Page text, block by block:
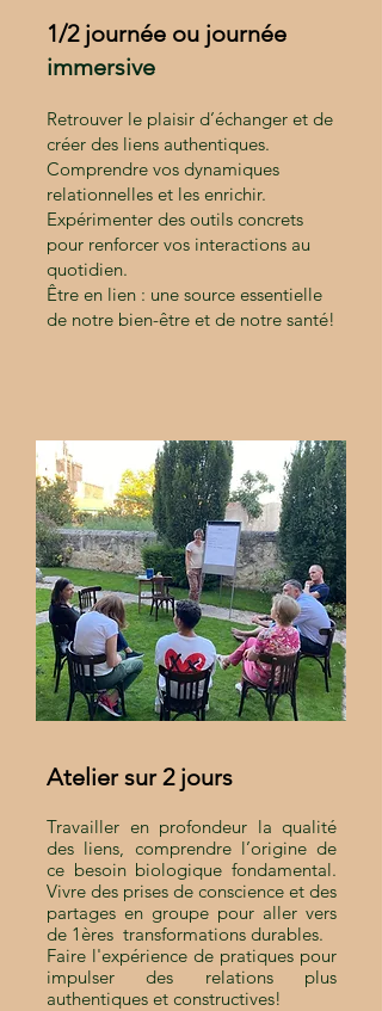
1/2 journée ou journée
immersive
Retrouver le plaisir d’échanger et de
créer des liens authentiques.
Comprendre vos dynamiques
relationnelles et les enrichir.
Expérimenter des outils concrets
pour renforcer vos interactions au
quotidien.
Être en lien : une source essentielle
de notre bien-être et de notre santé!
Atelier sur 2 jours
Travailler en profondeur la qualité
des liens, comprendre l’origine de
ce besoin biologique fondamental.
Vivre des prises de conscience et des
partages en groupe pour aller vers
de 1ères transformations durables.
Faire l'expérience de pratiques pour
impulser des relations plus
authentiques et constructives!